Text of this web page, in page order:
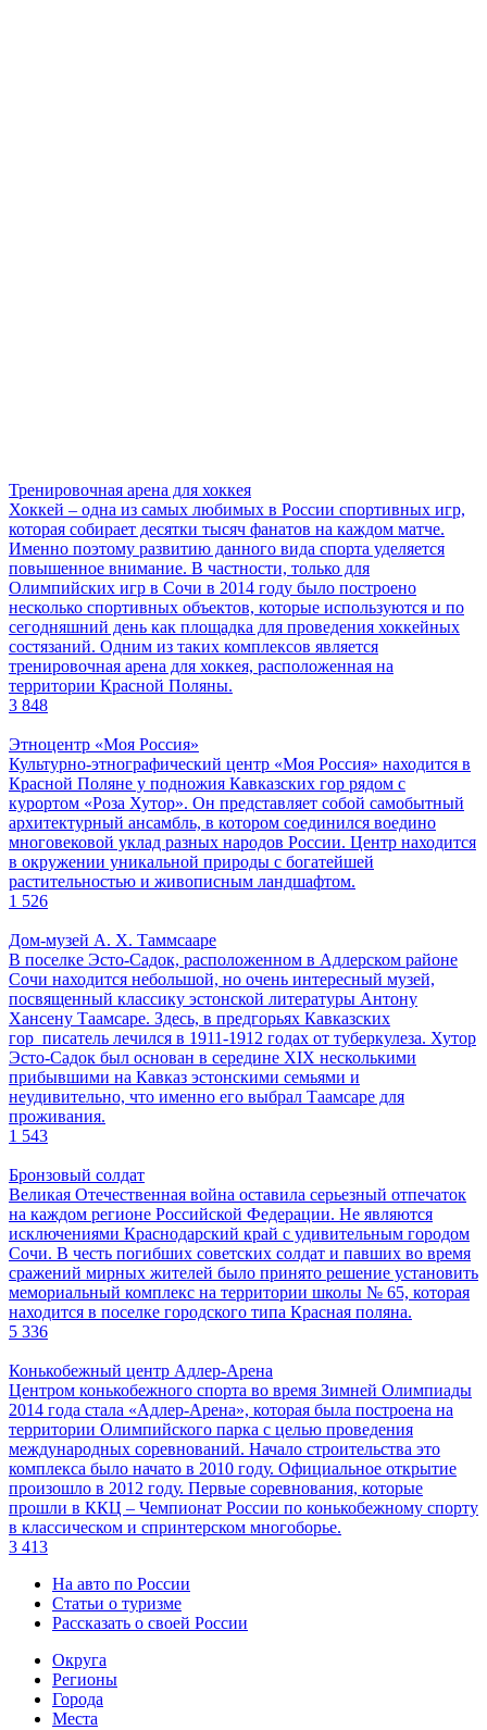
Тренировочная арена для хоккея
Хоккей – одна из самых любимых в России спортивных игр,
которая собирает десятки тысяч фанатов на каждом матче.
Именно поэтому развитию данного вида спорта уделяется
повышенное внимание. В частности, только для
Олимпийских игр в Сочи в 2014 году было построено
несколько спортивных объектов, которые используются и по
сегодняшний день как площадка для проведения хоккейных
состязаний. Одним из таких комплексов является
тренировочная арена для хоккея, расположенная на
территории Красной Поляны.
3 848
Этноцентр «Моя Россия»
Культурно-этнографический центр «Моя Россия» находится в
Красной Поляне у подножия Кавказских гор рядом с
курортом «Роза Хутор». Он представляет собой самобытный
архитектурный ансамбль, в котором соединился воедино
многовековой уклад разных народов России. Центр находится
в окружении уникальной природы с богатейшей
растительностью и живописным ландшафтом.
1 526
Дом-музей А. Х. Таммсааре
В поселке Эсто-Садок, расположенном в Адлерском районе
Сочи находится небольшой, но очень интересный музей,
посвященный классику эстонской литературы Антону
Хансену Таамсаре. Здесь, в предгорьях Кавказских
гор писатель лечился в 1911-1912 годах от туберкулеза. Хутор
Эсто-Садок был основан в середине XIX несколькими
прибывшими на Кавказ эстонскими семьями и
неудивительно, что именно его выбрал Таамсаре для
проживания.
1 543
Бронзовый солдат
Великая Отечественная война оставила серьезный отпечаток
на каждом регионе Российской Федерации. Не являются
исключениями Краснодарский край с удивительным городом
Сочи. В честь погибших советских солдат и павших во время
сражений мирных жителей было принято решение установить
мемориальный комплекс на территории школы № 65, которая
находится в поселке городского типа Красная поляна.
5 336
Конькобежный центр Адлер-Арена
Центром конькобежного спорта во время Зимней Олимпиады
2014 года стала «Адлер-Арена», которая была построена на
территории Олимпийского парка с целью проведения
международных соревнований. Начало строительства это
комплекса было начато в 2010 году. Официальное открытие
произошло в 2012 году. Первые соревнования, которые
прошли в ККЦ – Чемпионат России по конькобежному спорту
в классическом и спринтерском многоборье.
3 413
На авто по России
Статьи о туризме
Рассказать о своей России
Округа
Регионы
Города
Места